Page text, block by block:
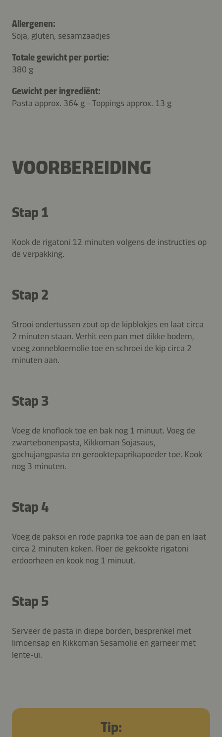
Allergenen:
Soja, gluten, sesamzaadjes
Totale gewicht per portie:
380 g
Gewicht per ingrediënt:
Pasta approx. 364 g - Toppings approx. 13 g
VOORBEREIDING
Stap 1
Kook de rigatoni 12 minuten volgens de instructies op
de verpakking.
Stap 2
Strooi ondertussen zout op de kipblokjes en laat circa
2 minuten staan. Verhit een pan met dikke bodem,
voeg zonnebloemolie toe en schroei de kip circa 2
minuten aan.
Stap 3
Voeg de knoflook toe en bak nog 1 minuut. Voeg de
zwartebonenpasta, Kikkoman Sojasaus,
gochujangpasta en gerooktepaprikapoeder toe. Kook
nog 3 minuten.
Stap 4
Voeg de paksoi en rode paprika toe aan de pan en laat
circa 2 minuten koken. Roer de gekookte rigatoni
erdoorheen en kook nog 1 minuut.
Stap 5
Serveer de pasta in diepe borden, besprenkel met
limoensap en Kikkoman Sesamolie en garneer met
lente-ui.
Tip: